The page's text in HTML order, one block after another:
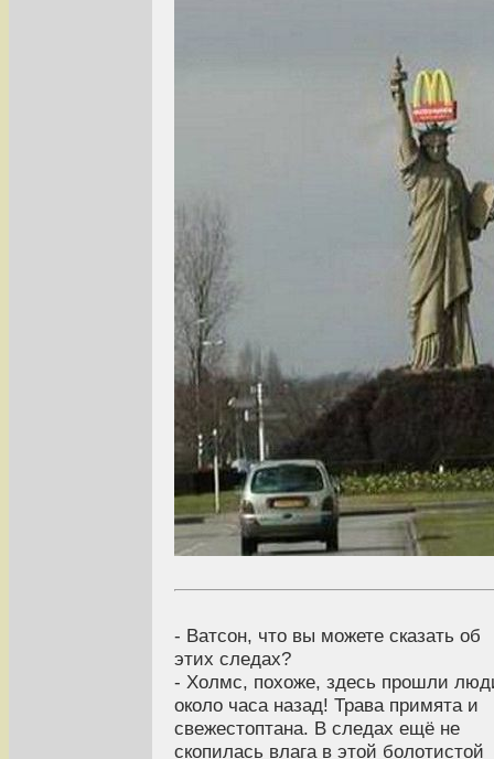
- Ватсон, что вы можете сказать об
этих следах?
- Холмс, похоже, здесь прошли
около часа назад! Трава примята и
свежестоптана. В следах ещё не
скопилась влага в этой болотистой